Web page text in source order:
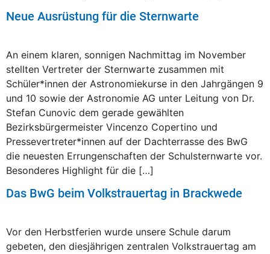
Neue Ausrüstung für die Sternwarte
An einem klaren, sonnigen Nachmittag im November
stellten Vertreter der Sternwarte zusammen mit
Schüler*innen der Astronomiekurse in den Jahrgängen 9
und 10 sowie der Astronomie AG unter Leitung von Dr.
Stefan Cunovic dem gerade gewählten
Bezirksbürgermeister Vincenzo Copertino und
Pressevertreter*innen auf der Dachterrasse des BwG
die neuesten Errungenschaften der Schulsternwarte vor.
Besonderes Highlight für die […]
Das BwG beim Volkstrauertag in Brackwede
Vor den Herbstferien wurde unsere Schule darum
gebeten, den diesjährigen zentralen Volkstrauertag am